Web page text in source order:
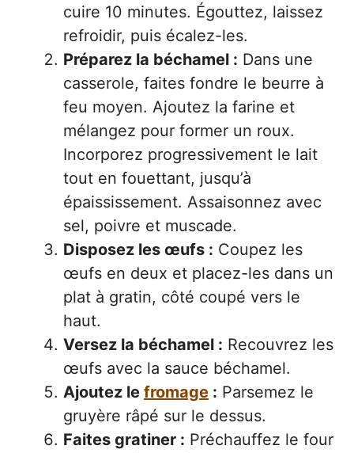
cuire 10 minutes. Égouttez, laissez
refroidir, puis écalez-les.
Préparez la béchamel : Dans une
casserole, faites fondre le beurre à
feu moyen. Ajoutez la farine et
mélangez pour former un roux.
Incorporez progressivement le lait
tout en fouettant, jusqu’à
épaississement. Assaisonnez avec
sel, poivre et muscade.
Disposez les œufs : Coupez les
œufs en deux et placez-les dans un
plat à gratin, côté coupé vers le
haut.
Versez la béchamel : Recouvrez les
œufs avec la sauce béchamel.
Ajoutez le fromage : Parsemez le
gruyère râpé sur le dessus.
Faites gratiner : Préchauffez le four